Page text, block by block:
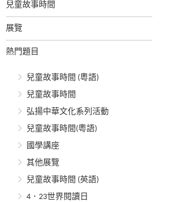
兒童故事時間
展覽
熱門題目
兒童故事時間 (粵語)
兒童故事時間
弘揚中華文化系列活動
兒童故事時間(粵語)
國學講座
其他展覽
兒童故事時間 (英語)
4．23世界閱讀日